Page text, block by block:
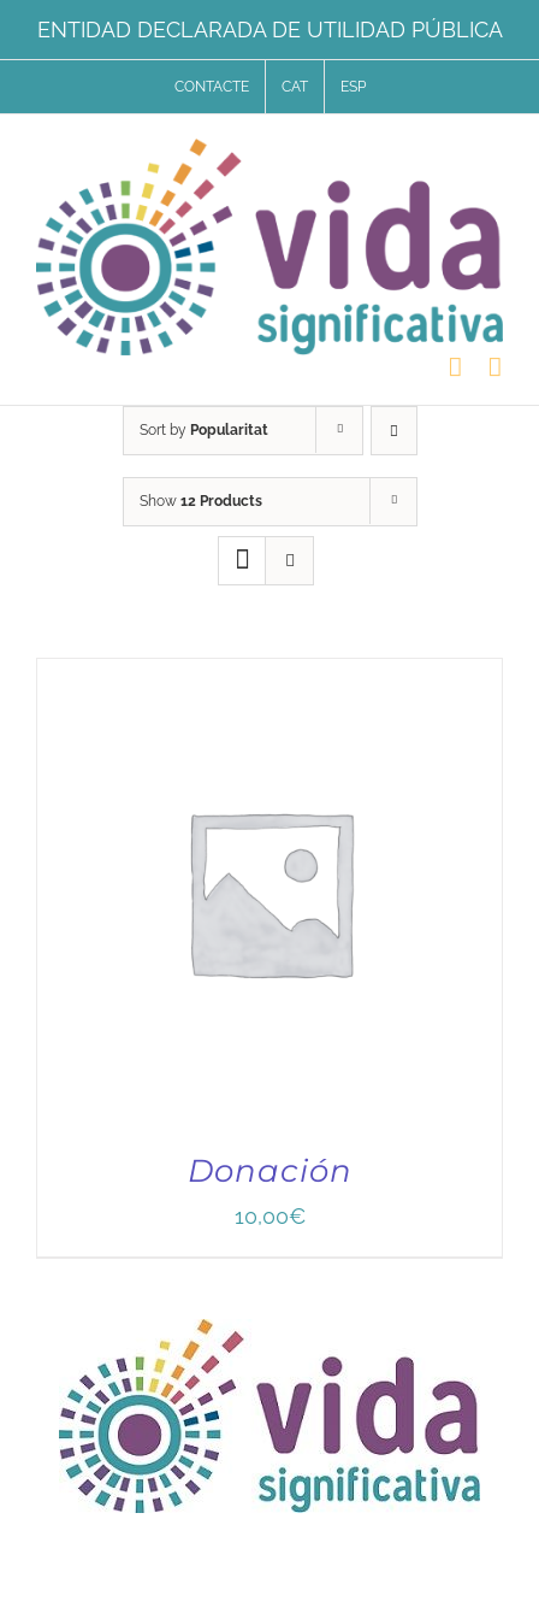
Skip
to
ENTIDAD DECLARADA DE UTILIDAD PÚBLICA
CONTACTE CAT ESP
Sort by Popularitat
Show 12 Products
Donación
10,00€